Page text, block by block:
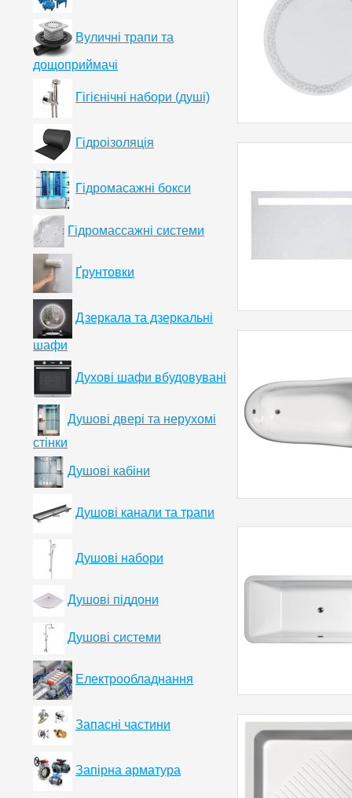
Вуличні трапи та
дощоприймачі
Гігієнічні набори (душі)
Гідроізоляція
Гідромасажні бокси
Гідромассажні системи
Ґрунтовки
Дзеркала та дзеркальні
шафи
Духові шафи вбудовувані
Душові двері та нерухомі
стінки
Душові кабіни
Душові канали та трапи
Душові набори
Душові піддони
Душові системи
Електрообладнання
Запасні частини
Запірна арматура